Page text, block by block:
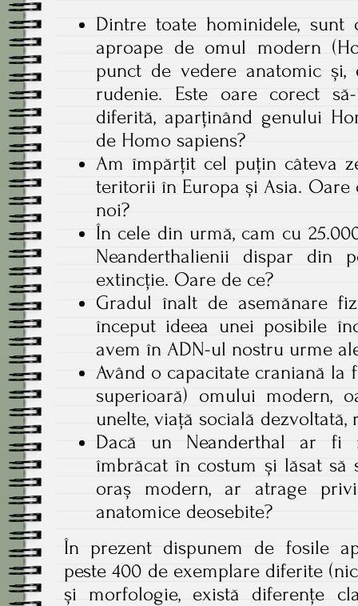
Dintre toate hominidele,
aproape de omul modern
punct de vedere anatomic
rudenie. Este oare corect
diferită, aparținând genului
de Homo sapiens?
Am împărțit cel puțin câteva
teritorii în Europa și Asia.
noi?
În cele din urmă, cam cu
Neanderthalienii dispar din
extincție. Oare de ce?
Gradul înalt de asemănare
început ideea unei posibile
avem în ADN-ul nostru urme
Având o capacitate craniană la
superioară) omului modern,
unelte, viață socială dezvoltată,
Dacă un Neanderthal ar fi
îmbrăcat în costum și lăsat să
oraș modern, ar atrage
anatomice deosebite?
În prezent dispunem de fosile
peste 400 de exemplare diferite
și morfologie, există diferențe